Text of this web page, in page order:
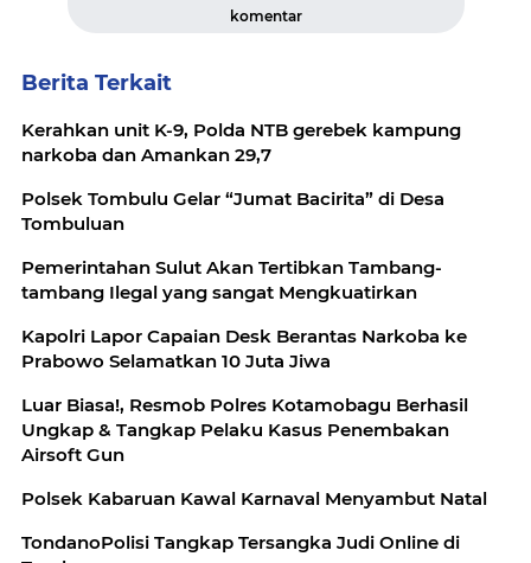
komentar
Berita Terkait
Kerahkan unit K-9, Polda NTB gerebek kampung
narkoba dan Amankan 29,7
Polsek Tombulu Gelar “Jumat Bacirita” di Desa
Tombuluan
Pemerintahan Sulut Akan Tertibkan Tambang-
tambang Ilegal yang sangat Mengkuatirkan
Kapolri Lapor Capaian Desk Berantas Narkoba ke
Prabowo Selamatkan 10 Juta Jiwa
Luar Biasa!, Resmob Polres Kotamobagu Berhasil
Ungkap & Tangkap Pelaku Kasus Penembakan
Airsoft Gun
Polsek Kabaruan Kawal Karnaval Menyambut Natal
TondanoPolisi Tangkap Tersangka Judi Online di